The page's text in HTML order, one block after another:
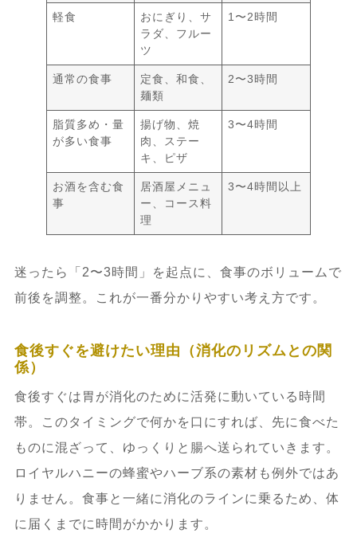
軽食
おにぎり、サ
ラダ、フルー
ツ
1〜2時間
通常の食事
定食、和食、
麺類
2〜3時間
脂質多め・量
が多い食事
揚げ物、焼
肉、ステー
キ、ピザ
3〜4時間
お酒を含む食
事
居酒屋メニュ
ー、コース料
理
3〜4時間以上
迷ったら「2〜3時間」を起点に、食事のボリュームで
前後を調整。これが一番分かりやすい考え方です。
食後すぐを避けたい理由（消化のリズムとの関
係）
食後すぐは胃が消化のために活発に動いている時間
帯。このタイミングで何かを口にすれば、先に食べた
ものに混ざって、ゆっくりと腸へ送られていきます。
ロイヤルハニーの蜂蜜やハーブ系の素材も例外ではあ
りません。食事と一緒に消化のラインに乗るため、体
に届くまでに時間がかかります。